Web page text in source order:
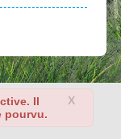
X
Il
pourvu.